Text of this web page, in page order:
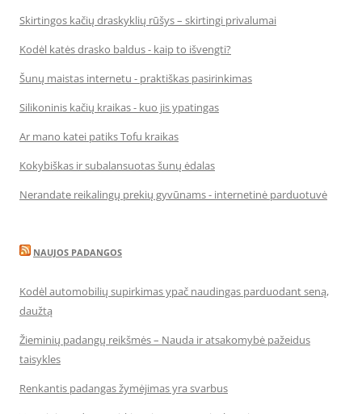
Skirtingos kačių draskyklių rūšys – skirtingi privalumai
Kodėl katės drasko baldus - kaip to išvengti?
Šunų maistas internetu - praktiškas pasirinkimas
Silikoninis kačių kraikas - kuo jis ypatingas
Ar mano katei patiks Tofu kraikas
Kokybiškas ir subalansuotas šunų ėdalas
Nerandate reikalingų prekių gyvūnams - internetinė parduotuvė
NAUJOS PADANGOS
Kodėl automobilių supirkimas ypač naudingas parduodant seną,
daužtą
Žieminių padangų reikšmės – Nauda ir atsakomybė pažeidus
taisykles
Renkantis padangas žymėjimas yra svarbus